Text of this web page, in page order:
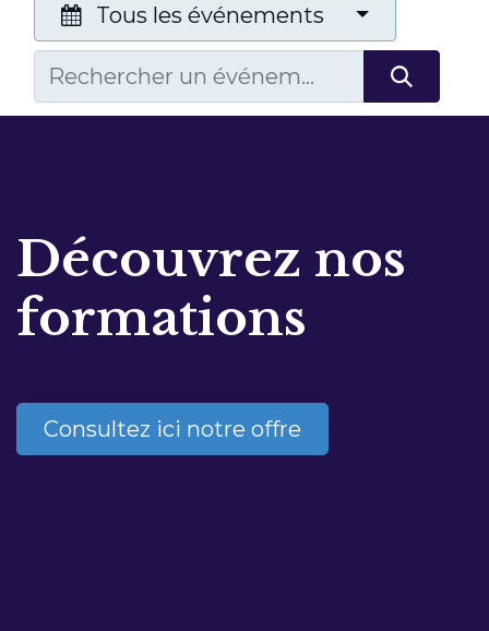
Tous les événements
Découvrez nos
formations
Consultez ici notre offre